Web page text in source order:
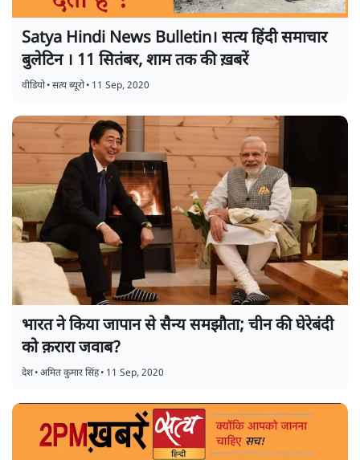
Satya Hindi News Bulletin। सत्य हिंदी समाचार
बुलेटिन । 11 सितंबर, शाम तक की ख़बरें
वीडियो•सत्य ब्यूरो• 11 Sep, 2020
भारत ने किया जापान से सैन्य समझौता; चीन की घेरेबंदी
को क़रारा जवाब?
देश•अमित कुमार सिंह• 11 Sep, 2020